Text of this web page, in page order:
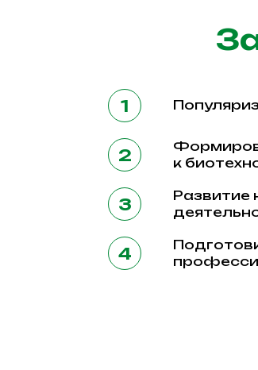
к
Развитие